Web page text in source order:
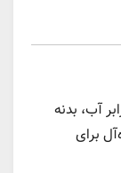
آب، بدنه
برای